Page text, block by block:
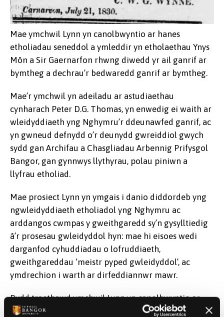
Mae ymchwil Lynn yn canolbwyntio ar hanes
etholiadau seneddol a ymleddir yn etholaethau Ynys
Môn a Sir Gaernarfon rhwng diwedd yr ail ganrif ar
bymtheg a dechrau’r bedwaredd ganrif ar bymtheg.
Mae’r ymchwil yn adeiladu ar astudiaethau
cynharach Peter D.G. Thomas, yn enwedig ei waith ar
wleidyddiaeth yng Nghymru’r ddeunawfed ganrif, ac
yn gwneud defnydd o’r deunydd gwreiddiol gwych
sydd gan Archifau a Chasgliadau Arbennig Prifysgol
Bangor, gan gynnwys llythyrau, polau piniwn a
llyfrau etholiad.
Mae prosiect Lynn yn ymgais i danio diddordeb yng
ngwleidyddiaeth etholiadol yng Nghymru ac
arddangos cwmpas y gweithgaredd sy’n gysylltiedig
â’r prosesau gwleidyddol hyn: mae hi eisoes wedi
darganfod cyhuddiadau o lofruddiaeth,
gweithgareddau ‘meistr pyped gwleidyddol’, ac
ymdrechion i warth ar dirfeddiannwr mawr.
Bydd traethawd ymchwil Lynn yn canolbwyntio ar
sawl astudiaeth achos efo etholiadau a ymleddir.